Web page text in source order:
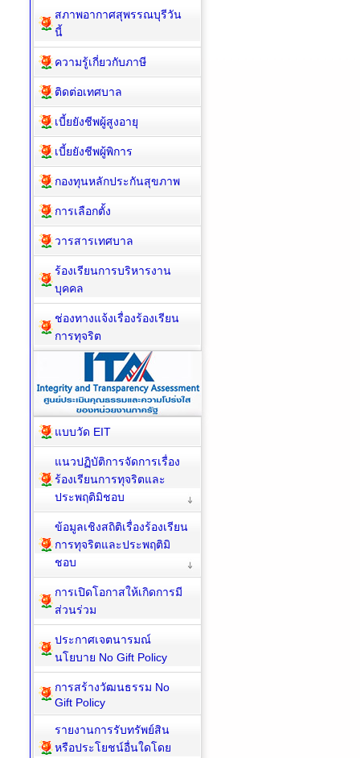
สภาพอากาศสุพรรณบุรีวัน
นี้
ความรู้เกี่ยวกับภาษี
ติดต่อเทศบาล
เบี้ยยังชีพผู้สูงอายุ
เบี้ยยังชีพผู้พิการ
กองทุนหลักประกันสุขภาพ
การเลือกตั้ง
วารสารเทศบาล
ร้องเรียนการบริหารงาน
บุคคล
ช่องทางแจ้งเรื่องร้องเรียน
การทุจริต
แบบวัด EIT
แนวปฏิบัติการจัดการเรื่อง
ร้องเรียนการทุจริตและ
ประพฤติมิชอบ
ข้อมูลเชิงสถิติเรื่องร้องเรียน
การทุจริตและประพฤติมิ
ชอบ
การเปิดโอกาสให้เกิดการมี
ส่วนร่วม
ประกาศเจตนารมณ์
นโยบาย No Gift Policy
การสร้างวัฒนธรรม No
Gift Policy
รายงานการรับทรัพย์สิน
หรือประโยชน์อื่นใดโดย